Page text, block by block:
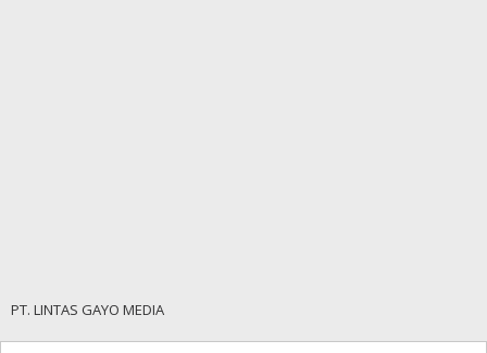
PT. LINTAS GAYO MEDIA